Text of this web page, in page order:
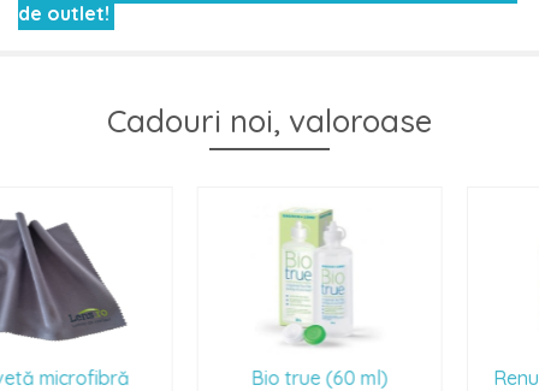
de outlet!
Cadouri noi, valoroase
Bio true (60 ml) Renu Multiplus